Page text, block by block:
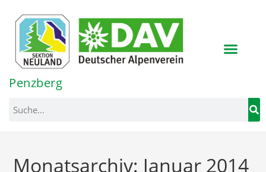
springen
Penzberg
Monatsarchiv: Januar 2014